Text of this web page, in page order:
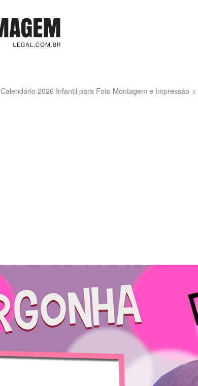
Calendário 2026 Infantil para Foto Montagem e Impressão